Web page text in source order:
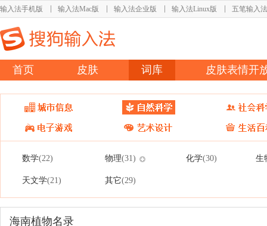
输入法手机版 输入法Mac版 输入法企业版 输入法Linux版 五笔输入法
首页 皮肤 词库 皮肤表情开
数学(22) 物理(31) 化学(30) 生
天文学(21) 其它(29)
海南植物名录